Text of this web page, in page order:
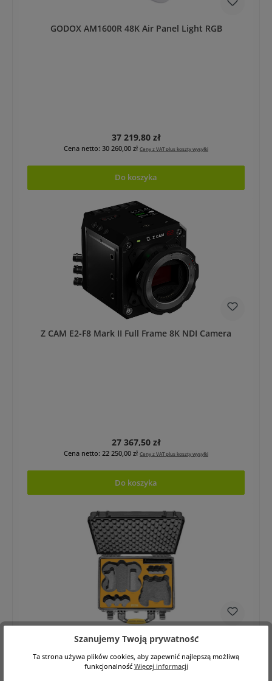
GODOX AM1600R 48K Air Panel Light RGB
Cena regularna:
37 219,80 zł
Cena netto: 30 260,00 zł Ceny z VAT plus koszty wysyłki
Do koszyka
Z CAM E2-F8 Mark II Full Frame 8K NDI Camera
Cena regularna:
27 367,50 zł
Cena netto: 22 250,00 zł Ceny z VAT plus koszty wysyłki
Do koszyka
HPRC HPRC2500 CASE (dji AVATA 360 COMBO
Szanujemy Twoją prywatność
Ta strona używa plików cookies, aby zapewnić najlepszą możliwą
funkcjonalność Więcej informacji